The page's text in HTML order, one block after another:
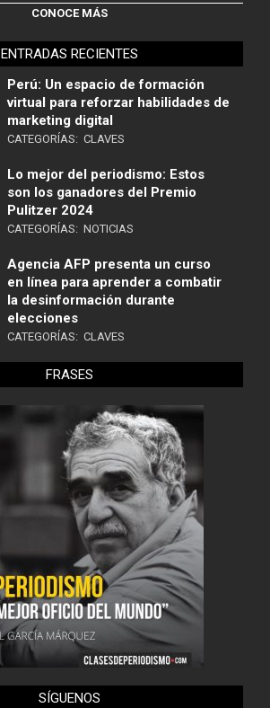
CONOCE MÁS
ENTRADAS RECIENTES
Perú: Un espacio de formación
virtual para reforzar habilidades de
marketing digital
CATEGORÍAS: CLAVES
Lo mejor del periodismo: Estos
son los ganadores del Premio
Pulitzer 2024
CATEGORÍAS: NOTICIAS
Agencia AFP presenta un curso
en línea para aprender a combatir
la desinformación durante
elecciones
CATEGORÍAS: CLAVES
FRASES
SÍGUENOS